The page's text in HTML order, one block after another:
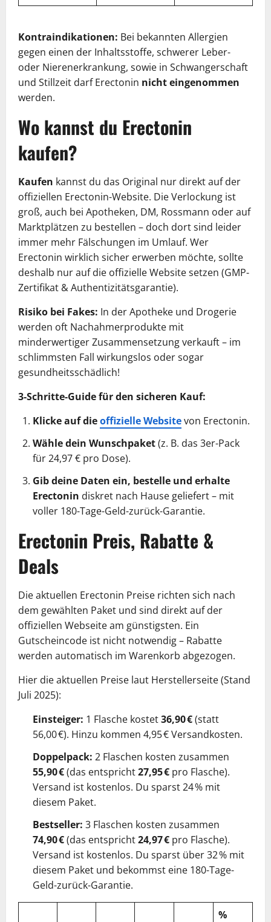
Kontraindikationen: Bei bekannten Allergien
gegen einen der Inhaltsstoffe, schwerer Leber-
oder Nierenerkrankung, sowie in Schwangerschaft
und Stillzeit darf Erectonin nicht eingenommen
werden.
Wo kannst du Erectonin
kaufen?
Kaufen kannst du das Original nur direkt auf der
offiziellen Erectonin-Website. Die Verlockung ist
groß, auch bei Apotheken, DM, Rossmann oder auf
Marktplätzen zu bestellen – doch dort sind leider
immer mehr Fälschungen im Umlauf. Wer
Erectonin wirklich sicher erwerben möchte, sollte
deshalb nur auf die offizielle Website setzen (GMP-
Zertifikat & Authentizitätsgarantie).
Risiko bei Fakes: In der Apotheke und Drogerie
werden oft Nachahmerprodukte mit
minderwertiger Zusammensetzung verkauft – im
schlimmsten Fall wirkungslos oder sogar
gesundheitsschädlich!
3-Schritte-Guide für den sicheren Kauf:
Klicke auf dieoffizielle Websitevon Erectonin.
Wähle dein Wunschpaket(z. B. das 3er-Pack
für 24,97 € pro Dose).
Gib deine Daten ein, bestelle und erhalte
Erectonin diskret nach Hause geliefert – mit
voller 180-Tage-Geld-zurück-Garantie.
Erectonin Preis, Rabatte &
Deals
Die aktuellen Erectonin Preise richten sich nach
dem gewählten Paket und sind direkt auf der
offiziellen Webseite am günstigsten. Ein
Gutscheincode ist nicht notwendig – Rabatte
werden automatisch im Warenkorb abgezogen.
Hier die aktuellen Preise laut Herstellerseite (Stand
Juli 2025):
Einsteiger: 1 Flasche kostet36,90 €(statt
56,00 €). Hinzu kommen 4,95 € Versandkosten.
Doppelpack: 2 Flaschen kosten zusammen
55,90 €(das entspricht27,95 € pro Flasche).
Versand ist kostenlos. Du sparst 24 % mit
diesem Paket.
Bestseller: 3 Flaschen kosten zusammen
74,90 €(das entspricht24,97 € pro Flasche).
Versand ist kostenlos. Du sparst über 32 % mit
diesem Paket und bekommst eine 180-Tage-
Geld-zurück-Garantie.
%